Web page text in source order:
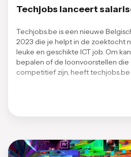
Techjobs lanceert
Techjobs.be is een nieuwe
2023 die je helpt in de zoektocht
leuke en geschikte ICT job. Om
bepalen of de loonvoorstellen die
competitief zijn, heeft techjobs.be